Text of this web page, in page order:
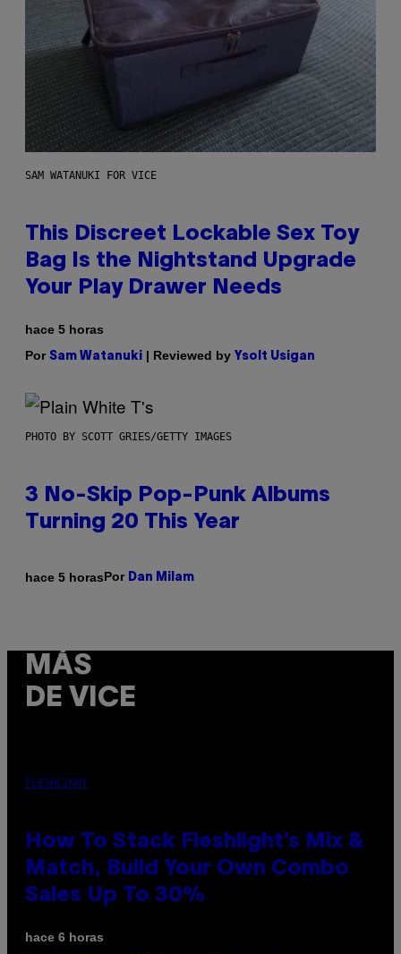
SAM WATANUKI FOR VICE
This Discreet Lockable Sex Toy
Bag Is the Nightstand Upgrade
Your Play Drawer Needs
hace 5 horas
Por Sam Watanuki | Reviewed by Ysolt Usigan
PHOTO BY SCOTT GRIES/GETTY IMAGES
3 No-Skip Pop-Punk Albums
Turning 20 This Year
hace 5 horasPor Dan Milam
MÁS
DE VICE
FLESHLIGHT
How To Stack Fleshlight’s Mix &
Match, Build Your Own Combo
Sales Up To 30%
hace 6 horas